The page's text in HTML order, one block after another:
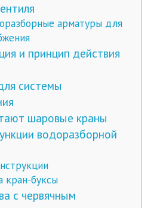
арматуры для
и принцип действия
системы
шаровые краны
водоразборной
кран-буксы
с червячным